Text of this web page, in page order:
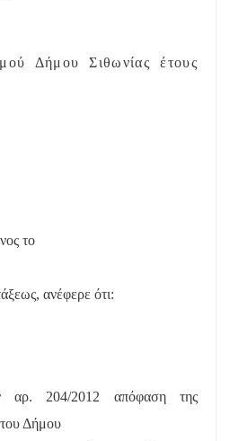
Δήμου Σιθωνίας έτους
το
ανέφερε ότι:
204/2012 απόφαση της
Δήμου